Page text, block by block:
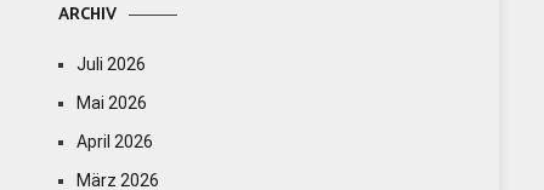
ARCHIV
Juli 2026
Mai 2026
April 2026
März 2026